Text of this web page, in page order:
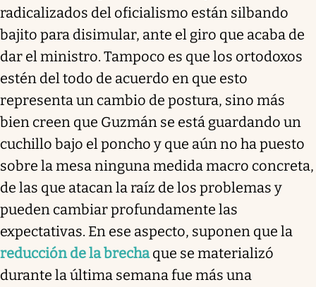
radicalizados del oficialismo están silbando
bajito para disimular, ante el giro que acaba de
dar el ministro. Tampoco es que los ortodoxos
estén del todo de acuerdo en que esto
representa un cambio de postura, sino más
bien creen que Guzmán se está guardando un
cuchillo bajo el poncho y que aún no ha puesto
sobre la mesa ninguna medida macro concreta,
de las que atacan la raíz de los problemas y
pueden cambiar profundamente las
expectativas. En ese aspecto, suponen que la
reducción de la brechaque se materializó
durante la última semana fue más una